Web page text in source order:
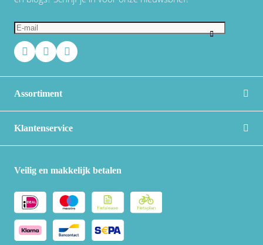
Assortiment
Klantenservice
Veilig en makkelijk betalen